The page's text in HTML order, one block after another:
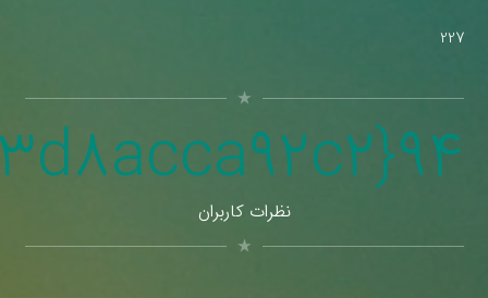
227
star_rate
94
{
d8acca92c2
نظرات کاربران
star_rate